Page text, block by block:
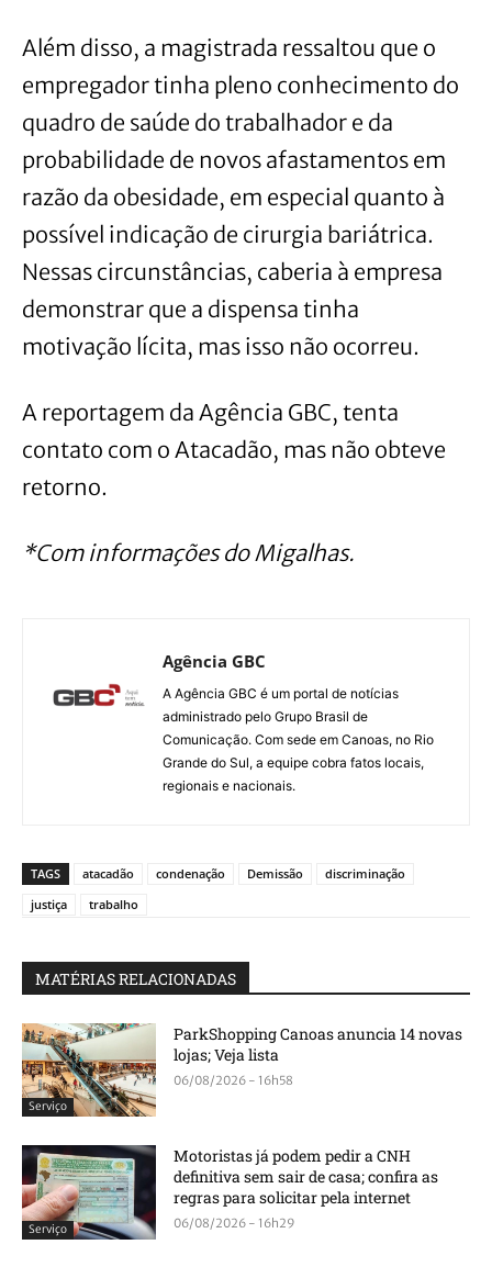
Além disso, a magistrada ressaltou que o
empregador tinha pleno conhecimento do
quadro de saúde do trabalhador e da
probabilidade de novos afastamentos em
razão da obesidade, em especial quanto à
possível indicação de cirurgia bariátrica.
Nessas circunstâncias, caberia à empresa
demonstrar que a dispensa tinha
motivação lícita, mas isso não ocorreu.
A reportagem da Agência GBC, tenta
contato com o Atacadão, mas não obteve
retorno.
*Com informações do Migalhas.
Agência GBC
A Agência GBC é um portal de notícias
administrado pelo Grupo Brasil de
Comunicação. Com sede em Canoas, no Rio
Grande do Sul, a equipe cobra fatos locais,
regionais e nacionais.
TAGS atacadão condenação Demissão
discriminação
justiça
trabalho
MATÉRIAS RELACIONADAS
Serviço
ParkShopping Canoas anuncia 14 novas
lojas; Veja lista
06/08/2026 - 16h58
Serviço
Motoristas já podem pedir a CNH
definitiva sem sair de casa; confira as
regras para solicitar pela internet
06/08/2026 - 16h29